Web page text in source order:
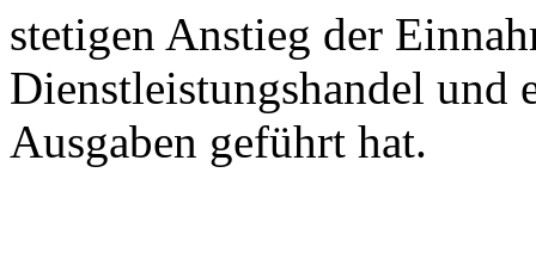
stetigen Anstieg der
Dienstleistungshandel und
Ausgaben geführt hat.